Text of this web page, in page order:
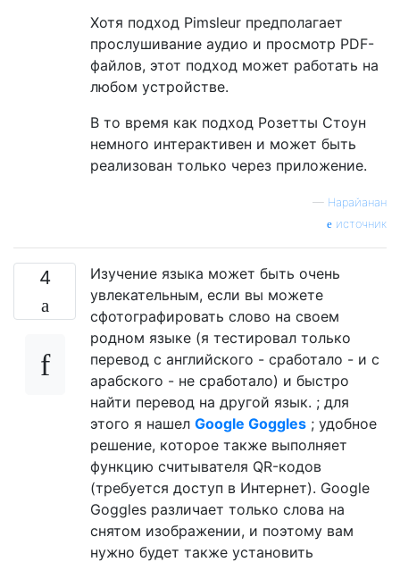
Хотя подход Pimsleur предполагает
прослушивание аудио и просмотр PDF-
файлов, этот подход может работать на
любом устройстве.
В то время как подход Розетты Стоун
немного интерактивен и может быть
реализован только через приложение.
— Нарайанан
источник
4
Изучение языка может быть очень
увлекательным, если вы можете
сфотографировать слово на своем
родном языке (я тестировал только
перевод с английского - сработало - и с
арабского - не сработало) и быстро
найти перевод на другой язык. ; для
этого я нашел Google Goggles ; удобное
решение, которое также выполняет
функцию считывателя QR-кодов
(требуется доступ в Интернет). Google
Goggles различает только слова на
снятом изображении, и поэтому вам
нужно будет также установить